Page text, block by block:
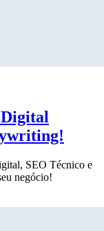
SEO Técnico e
negócio!